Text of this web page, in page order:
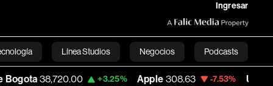
Ingresar
Línea Studios Negocios Podcasts
English+3.25% Apple 308.63 -7.53% USD COP 3,152.58